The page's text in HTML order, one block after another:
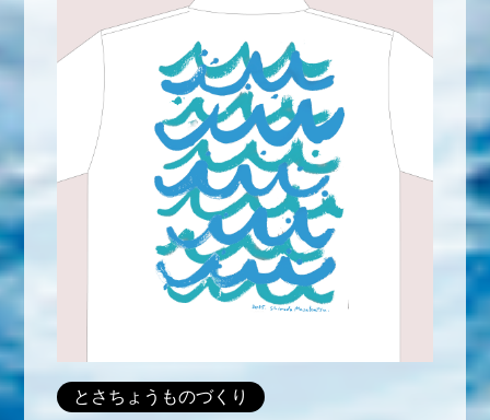
とさちょうものづくり